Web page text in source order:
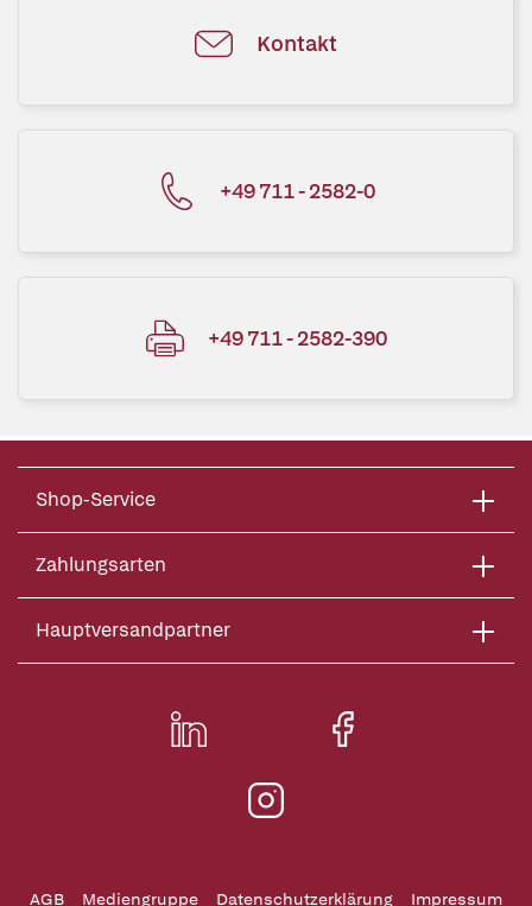
Kontakt
+49 711 - 2582-0
+49 711 - 2582-390
Shop-Service
Zahlungsarten
Hauptversandpartner
AGB Mediengruppe Datenschutzerklärung Impressum